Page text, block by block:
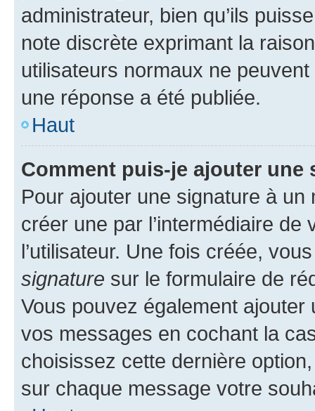
administrateur, bien qu’ils
note discrète exprimant la
utilisateurs normaux ne
une réponse a été publiée.
Haut
Comment puis-je ajouter une
Pour ajouter une signature à un
créer une par l’intermédiaire
l’utilisateur. Une fois créée,
signature sur le formulaire de
Vous pouvez également
vos messages en cochant la
choisissez cette dernière
sur chaque message votre